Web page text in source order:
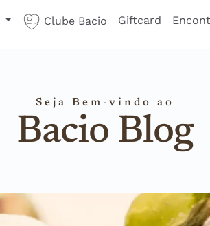
Clube Bacio Giftcard
Seja Bem-vindo ao
Bacio Blog